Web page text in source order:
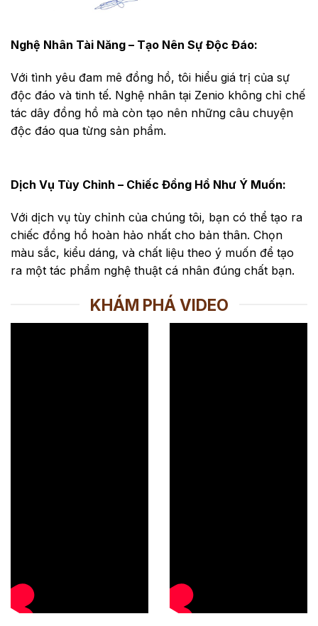
Nghệ Nhân Tài Năng – Tạo Nên Sự Độc Đáo:
Với tình yêu đam mê đồng hồ, tôi hiểu giá trị của sự
độc đáo và tinh tế. Nghệ nhân tại Zenio không chỉ chế
tác dây đồng hồ mà còn tạo nên những câu chuyện
độc đáo qua từng sản phẩm.
Dịch Vụ Tùy Chỉnh – Chiếc Đồng Hồ Như Ý Muốn:
Với dịch vụ tùy chỉnh của chúng tôi, bạn có thể tạo ra
chiếc đồng hồ hoàn hảo nhất cho bản thân. Chọn
màu sắc, kiểu dáng, và chất liệu theo ý muốn để tạo
ra một tác phẩm nghệ thuật cá nhân đúng chất bạn.
KHÁM PHÁ VIDEO